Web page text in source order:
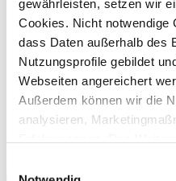
gewährleisten, setzen wir
Cookies. Nicht notwendige
dass Daten außerhalb des
Nutzungsprofile gebildet
Webseiten angereichert
Außerdem können wir die
analysieren,
Für die genannten